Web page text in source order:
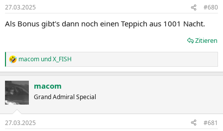
e
:
27.03.2025 #680
Als Bonus gibt's dann noch einen Teppich aus 1001 Nacht.
Zitieren
R
e
t
i
e
macom undX_FISH
macom
Grand Admiral Special
27.03.2025 #681